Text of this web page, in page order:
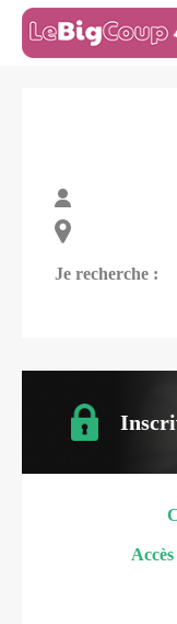
Je recherche :